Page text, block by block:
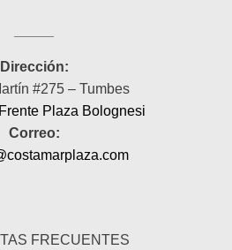
Dirección:
#275 – Tumbes
Plaza Bolognesi
Correo:
FRECUENTES